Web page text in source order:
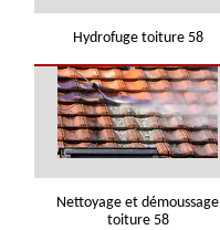
Hydrofuge toiture 58
Nettoyage et démoussage
toiture 58